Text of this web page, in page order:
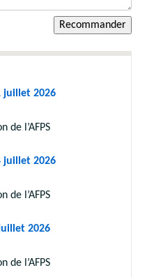
juillet 2026
de l’AFPS
juillet 2026
de l’AFPS
2026
de l’AFPS